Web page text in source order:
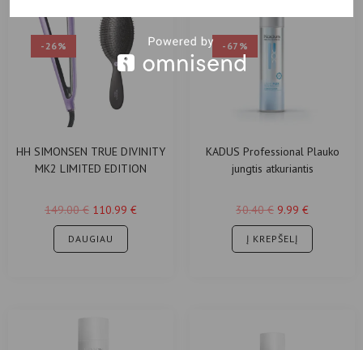
-26%
HH SIMONSEN TRUE DIVINITY
MK2 LIMITED EDITION
plaukų tiesintuvas
149.00€ 110.99 €
DAUGIAU
-67%
KADUS Professional Plauko
jungtis atkuriantis
30.40€ 9.99 €
Į KREPŠELĮ